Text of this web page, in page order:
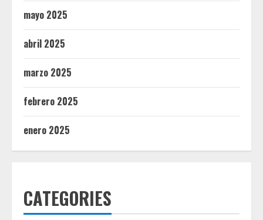
mayo 2025
abril 2025
marzo 2025
febrero 2025
enero 2025
CATEGORIES